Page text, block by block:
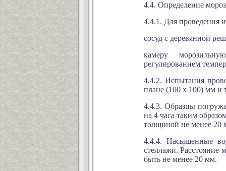
4.4. Определение
4.4.1. Для проведения
сосуд с деревянной
камеру
регулированием
4.4.2. Испытания
плане (100 х 100) мм и
4.4.3. Образцы
на 4 часа таким
толщиной не менее 20
4.4.4. Насыщенные
стеллажи. Расстояние
быть не менее 20 мм.